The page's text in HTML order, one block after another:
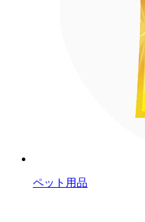
ペット用品